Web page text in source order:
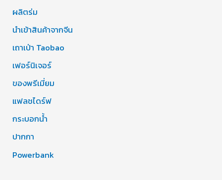
ผลิตร่ม
นำเข้าสินค้าจากจีน
เถาเป่า Taobao
เฟอร์นิเจอร์
ของพรีเมี่ยม
แฟลชไดร์ฟ
กระบอกน้ำ
ปากกา
Powerbank